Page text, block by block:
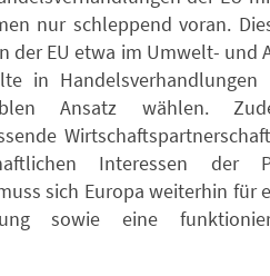
nur schleppend voran.
der EU etwa im Umwelt- und
in Handelsverhandlungen
Ansatz wählen.
Interessen der
sich Europa weiterhin für
sowie eine